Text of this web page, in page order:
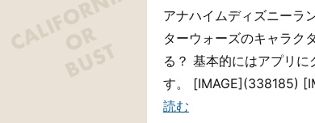
アナハイムディズニーラ
ターウォーズのキャラク
る？ 基本的にはアプリ
す。 [IMAGE](338185)
読む